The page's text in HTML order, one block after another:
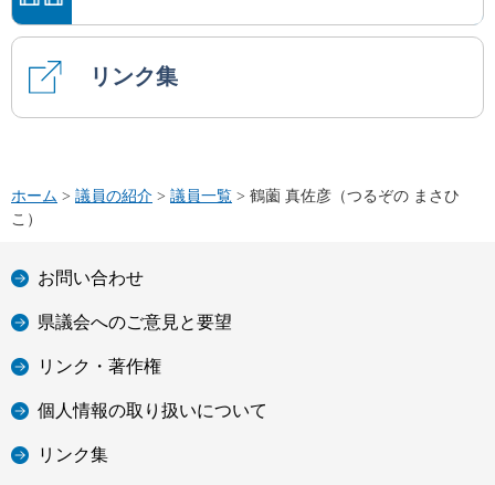
リンク集
ホーム > 議員の紹介 > 議員一覧 > 鶴薗 真佐彦（つるぞの まさひ
こ）
お問い合わせ
県議会へのご意見と要望
リンク・著作権
個人情報の取り扱いについて
リンク集